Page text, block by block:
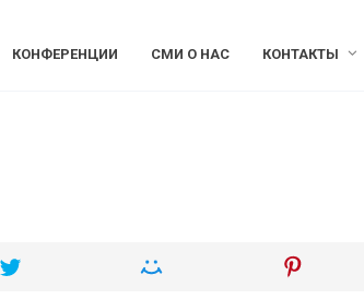
КОНФЕРЕНЦИИ СМИ О НАС КОНТАКТЫ